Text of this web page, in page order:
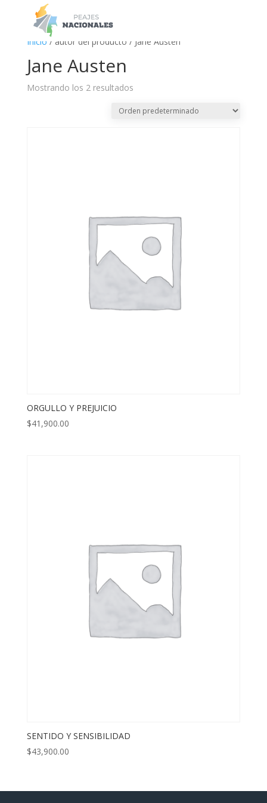
Inicio / autor del producto / Jane Austen
Jane Austen
Mostrando los 2 resultados
ORGULLO Y PREJUICIO
$41,900.00
SENTIDO Y SENSIBILIDAD
$43,900.00